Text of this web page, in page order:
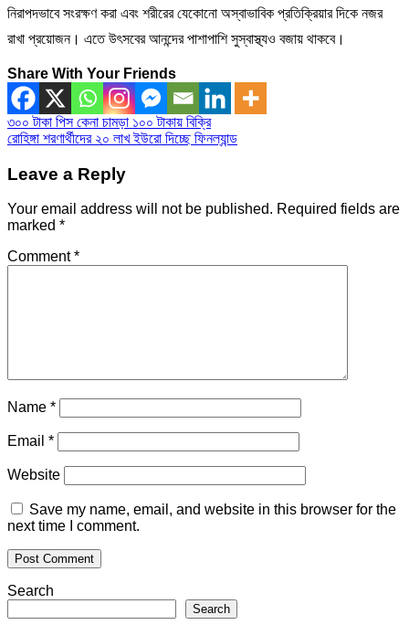
নিরাপদভাবে সংরক্ষণ করা এবং শরীরের যেকোনো অস্বাভাবিক প্রতিক্রিয়ার দিকে নজর
রাখা প্রয়োজন। এতে উৎসবের আনন্দের পাশাপাশি সুস্বাস্থ্যও বজায় থাকবে।
Share With Your Friends
Post
navigation
৩০০ টাকা পিস কেনা চামড়া ১০০ টাকায় বিক্রি
রোহিঙ্গা শরণার্থীদের ২০ লাখ ইউরো দিচ্ছে ফিনল্যান্ড
Leave a Reply
Your email address will not be published. Required fields are
marked *
Comment*
Name *
Email *
Website
Save my name, email, and website in this browser for the
next time I comment.
Search
Search